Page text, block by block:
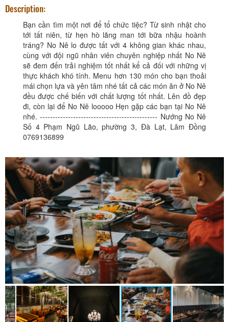
Description:
Bạn cần tìm một nơi để tổ chức tiệc? Từ sinh nhật cho
tới tất niên, từ hẹn hò lãng man tới bữa nhậu hoành
tráng? No Nê lo được tất với 4 không gian khác nhau,
cùng với đội ngũ nhân viên chuyên nghiệp nhất No Nê
sẽ đem đến trải nghiệm tốt nhất kể cả đối với những vị
thực khách khó tính. Menu hơn 130 món cho bạn thoải
mái chọn lựa và yên tâm nhé tất cả các món ăn ở No Nê
đều được chế biến với chất lượng tốt nhất. Lên đồ đẹp
đi, còn lại để No Nê looooo Hẹn gặp các bạn tại No Nê
nhé. ---------------------------------------------- Nướng No Nê
Số 4 Phạm Ngũ Lão, phường 3, Đà Lạt, Lâm Đồng
0769136899